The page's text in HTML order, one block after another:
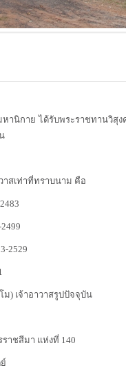
นิกาย ได้รับพระราชทานวิสุ
าสเท่าที่ทราบนาม คือ
2529
ม) เจ้าอาวาสรูปปัจจุบัน
าชสีมา แห่งที่ 140